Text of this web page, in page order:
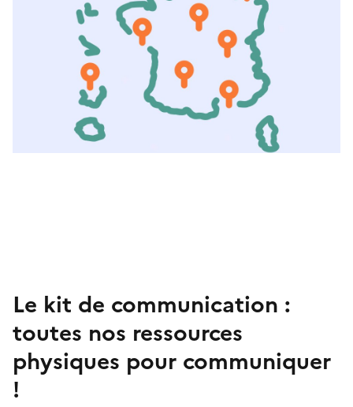
Le kit de communication :
toutes nos ressources
physiques pour communiquer
!